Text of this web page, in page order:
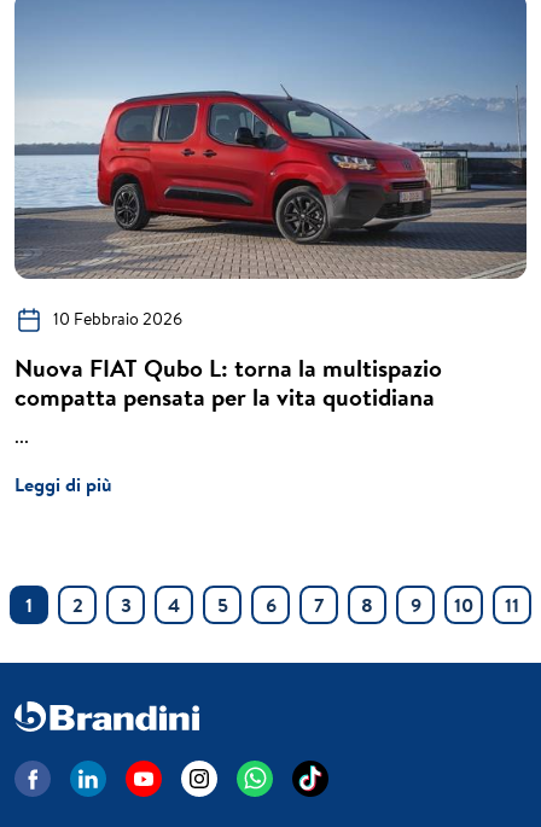
10 Febbraio 2026
Nuova FIAT Qubo L: torna la multispazio
compatta pensata per la vita quotidiana
...
Leggi di più
1 2 3 4 5 6 7 8 9 10 11